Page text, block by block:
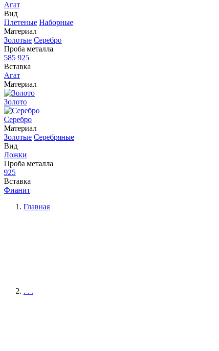
Агат
Вид
Плетеные Наборные
Материал
Золотые Серебро
Проба металла
585 925
Вставка
Агат
Материал
Золото
Серебро
Материал
Золотые Серебряные
Вид
Ложки
Проба металла
925
Вставка
Фианит
Главная
. . .